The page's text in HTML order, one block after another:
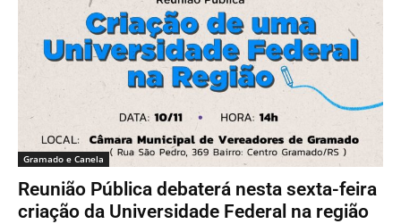
Gramado e Canela
Reunião Pública debaterá nesta sexta-feira
criação da Universidade Federal na região